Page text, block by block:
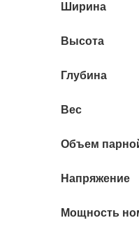
Ширина
Высота
Глубина
Вес
Объем
Напряжение
Мощность